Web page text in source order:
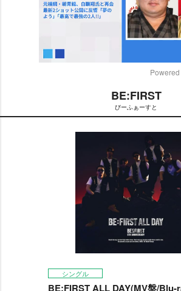
BE:FIRST
びーふぁーすと
シングル
BE:FIRST ALL DAY(MV盤/Blu-